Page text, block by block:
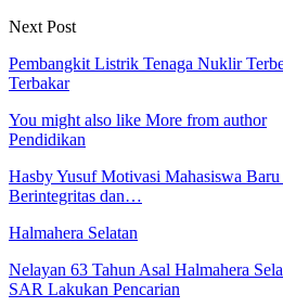
Next Post
Pembangkit Listrik Tenaga Nuklir
Terbakar
You might also like More from author
Pendidikan
Hasby Yusuf Motivasi Mahasiswa
Berintegritas dan…
Halmahera Selatan
Nelayan 63 Tahun Asal Halmahera
SAR Lakukan Pencarian